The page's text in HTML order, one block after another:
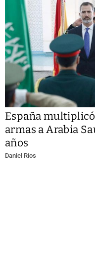
España
armas a Arabia
años
Daniel Ríos